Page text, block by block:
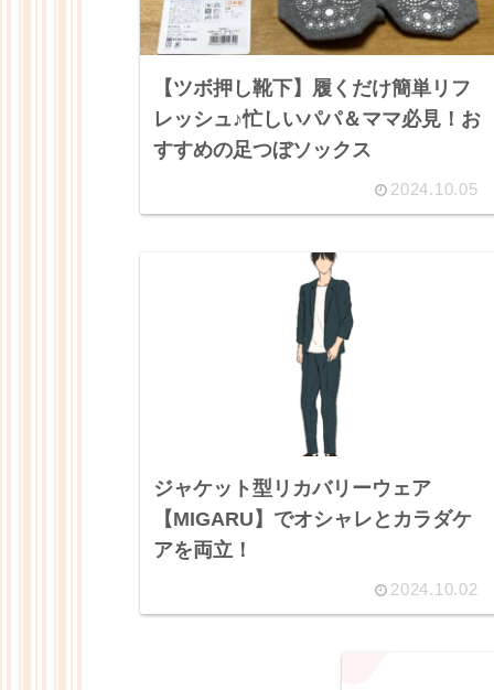
【ツボ押し靴下】履くだけ簡単リフ
レッシュ♪忙しいパパ＆ママ必見！お
すすめの足つぼソックス
2024.10.05
ジャケット型リカバリーウェア
【MIGARU】でオシャレとカラダケ
アを両立！
2024.10.02